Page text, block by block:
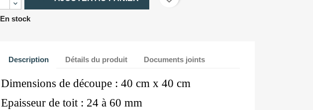
En stock
Description Détails du produit Documents joints
Dimensions de découpe : 40 cm x 40 cm
Epaisseur de toit : 24 à 60 mm